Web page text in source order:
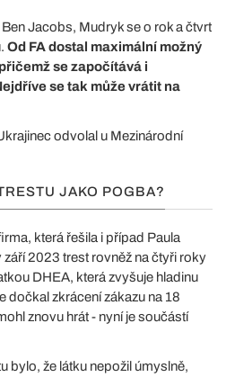
Jacobs, Mudryk se o rok a čtvrt
Od FA dostal maximální možný
se započítává i
se tak může vrátit na
odvolal u Mezinárodní
JAKO POGBA?
která řešila i případ Paula
2023 trest rovněž na čtyři roky
DHEA, která zvyšuje hladinu
dočkal zkrácení zákazu na 18
znovu hrát - nyní je součástí
bylo, že látku nepožil úmyslně,